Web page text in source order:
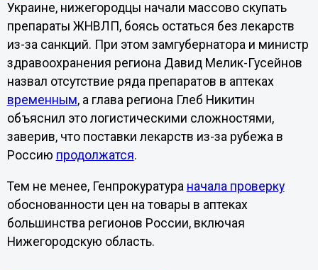
Украине, нижегородцы начали массово скупать
препараты ЖНВЛП, боясь остаться без лекарств
из-за санкций. При этом замгубернатора и министр
здравоохранения региона Давид Мелик-Гусейнов
назвал отсутствие ряда препаратов в аптеках
временным, а глава региона Глеб Никитин
объяснил это логистическими сложностями,
заверив, что поставки лекарств из-за рубежа в
Россию продолжатся.
Тем не менее, Генпрокуратура начала проверку
обоснованности цен на товары в аптеках
большинства регионов России, включая
Нижегородскую область.